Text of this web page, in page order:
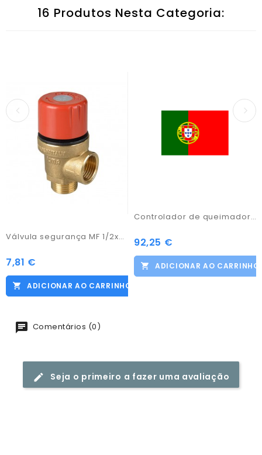
16 Produtos Nesta Categoria:
Válvula segurança MF 1/2x7bar
Preço
7,81 €
ADICIONAR AO CARRINHO
Controlador de queimador Platinum Bio 20606020201
Preço
92,25 €
ADICIONAR AO CARRINHO
Comentários (0)
Seja o primeiro a fazer uma avaliação